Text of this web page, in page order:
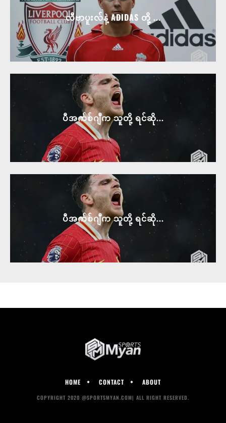
လီဗာပူးလ်နဲ့ ADIDAS တို့ ...
ပီအက်စ်ဂျီက သူတို့ ရင်ဆို...
ပီအက်စ်ဂျီက သူတို့ ရင်ဆို...
HOME CONTACT ABOUT
COPYRIGHT 2020 @SPORTSMYAN.COM| ALL RIGHT RESERVED.